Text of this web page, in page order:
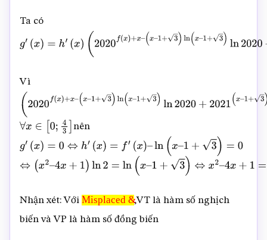
Ta có
g (x)= h′ (x (2020 (x)+x +3 – 3 2020 +2021(x
Vì
(2020f( x
1+ 3)ln (x–
1+3)ln2020+2021(x–
1+ 3)ln(x–1 +3 )–
∀x ∈[ 0;43 ] nên
g (x)= 0⇔h ′(x )= f′(x) –ln( –1+ )= 0
⇔
x2– x+1 ) ln2=ln(x –1 +3 )⇔ 2 4 + 1= log 2(x 1+3 ) 2)
Nhận xét: Với Misplaced &
Misplaced
&
,VT là hàm số nghịch
biến và VP là hàm số đồng biến